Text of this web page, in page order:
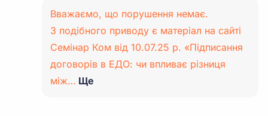
Вважаємо, що порушення немає.
З подібного приводу є матеріал на сайті
Семінар Ком від 10.07.25 р. «Підписання
договорів в ЕДО: чи впливає різниця
між… Ще